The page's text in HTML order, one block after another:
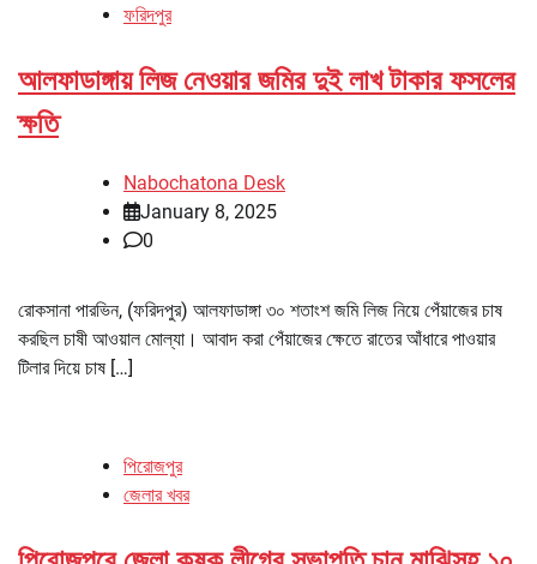
ফরিদপুর
আলফাডাঙ্গায় লিজ নেওয়ার জমির দুই লাখ টাকার ফসলের
ক্ষতি
Nabochatona Desk
January 8, 2025
0
রোকসানা পারভিন, (ফরিদপুর) আলফাডাঙ্গা ৩০ শতাংশ জমি লিজ নিয়ে পেঁয়াজের চাষ
করছিল চাষী আওয়াল মোল্যা। আবাদ করা পেঁয়াজের ক্ষেতে রাতের আঁধারে পাওয়ার
টিলার দিয়ে চাষ […]
পিরোজপুর
জেলার খবর